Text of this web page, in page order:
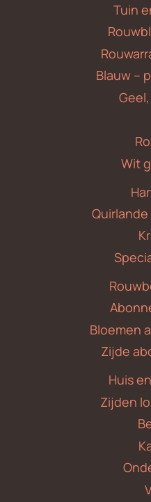
Tuin
Blauw –
Wit
Bloemen
Zijde
Huis
Zijden